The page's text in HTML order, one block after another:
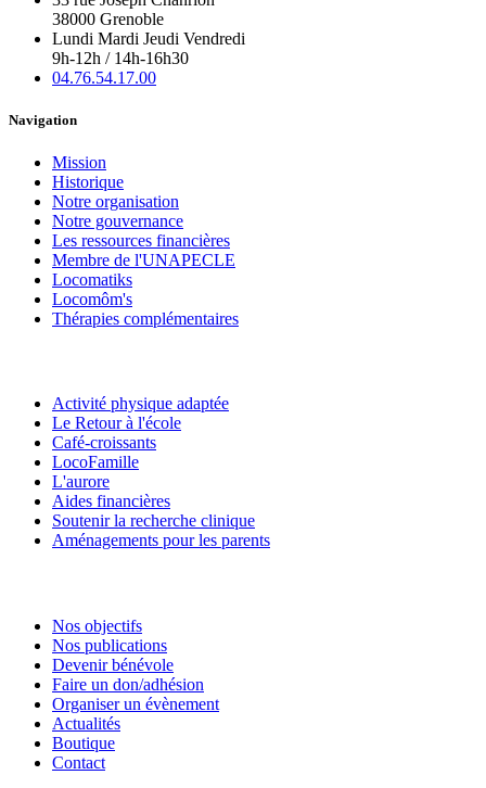
38000 Grenoble
Lundi Mardi Jeudi Vendredi
9h-12h / 14h-16h30
04.76.54.17.00
Navigation
Mission
Historique
Notre organisation
Notre gouvernance
Les ressources financières
Membre de l'UNAPECLE
Locomatiks
Locomôm's
Thérapies complémentaires
Activité physique adaptée
Le Retour à l'école
Café-croissants
LocoFamille
L'aurore
Aides financières
Soutenir la recherche clinique
Aménagements pour les parents
Nos objectifs
Nos publications
Devenir bénévole
Faire un don/adhésion
Organiser un évènement
Actualités
Boutique
Contact